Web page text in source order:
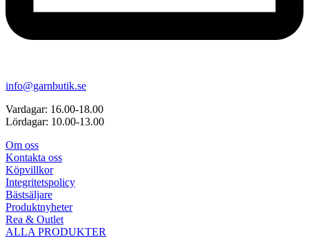
info@garnbutik.se
Vardagar: 16.00-18.00
Lördagar: 10.00-13.00
Om oss
Kontakta oss
Köpvillkor
Integritetspolicy
Bästsäljare
Produktnyheter
Rea & Outlet
ALLA PRODUKTER